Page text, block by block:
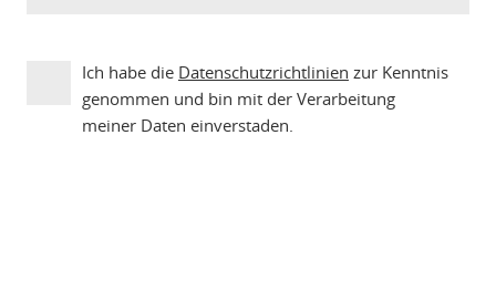
Ich habe die Datenschutzrichtlinien zur Kenntnis
genommen und bin mit der Verarbeitung
meiner Daten einverstaden.